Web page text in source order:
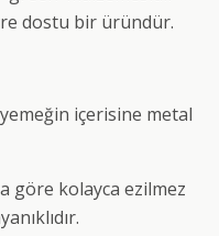
dostu bir üründür.
içerisine metal
göre kolayca ezilmez